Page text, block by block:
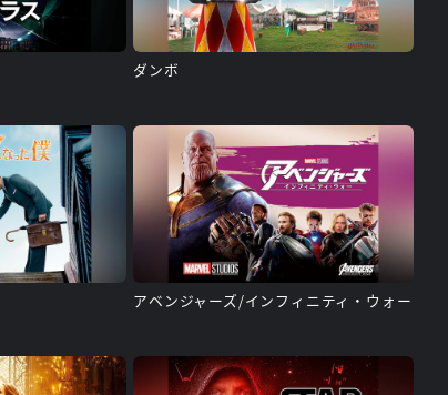
ダンボ
アベンジャーズ/インフィニティ・ウォー